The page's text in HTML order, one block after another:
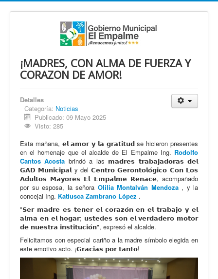
¡MADRES, CON ALMA DE FUERZA Y
CORAZON DE AMOR!
Detalles
Categoría: Noticias
Publicado: 09 Mayo 2025
Visto: 285
Esta mañana, 𝗲𝗹 𝗮𝗺𝗼𝗿 𝘆 𝗹𝗮 𝗴𝗿𝗮𝘁𝗶𝘁𝘂𝗱 se hicieron presentes
en el homenaje que el alcalde de El Empalme Ing. Rodolfo
Cantos Acosta brindó a las 𝗺𝗮𝗱𝗿𝗲𝘀 𝘁𝗿𝗮𝗯𝗮𝗷𝗮𝗱𝗼𝗿𝗮𝘀 𝗱𝗲𝗹
𝗚𝗔𝗗 𝗠𝘂𝗻𝗶𝗰𝗶𝗽𝗮𝗹 y del 𝗖𝗲𝗻𝘁𝗿𝗼 𝗚𝗲𝗿𝗼𝗻𝘁𝗼𝗹𝗼́𝗴𝗶𝗰𝗼 𝗖𝗼𝗻 𝗟𝗼𝘀
𝗔𝗱𝘂𝗹𝘁𝗼𝘀 𝗠𝗮𝘆𝗼𝗿𝗲𝘀 𝗘𝗹 𝗘𝗺𝗽𝗮𝗹𝗺𝗲 𝗥𝗲𝗻𝗮𝗰𝗲, acompañado
por su esposa, la señora Olilia Montalván Mendoza, y la
concejal Ing. Katiusca Zambrano López .
"𝗦𝗲𝗿 𝗺𝗮𝗱𝗿𝗲 𝗲𝘀 𝘁𝗲𝗻𝗲𝗿 𝗲𝗹 𝗰𝗼𝗿𝗮𝘇𝗼́𝗻 𝗲𝗻 𝗲𝗹 𝘁𝗿𝗮𝗯𝗮𝗷𝗼 𝘆 𝗲𝗹
𝗮𝗹𝗺𝗮 𝗲𝗻 𝗲𝗹 𝗵𝗼𝗴𝗮𝗿; 𝘂𝘀𝘁𝗲𝗱𝗲𝘀 𝘀𝗼𝗻 𝗲𝗹 𝘃𝗲𝗿𝗱𝗮𝗱𝗲𝗿𝗼 𝗺𝗼𝘁𝗼𝗿
𝗱𝗲 𝗻𝘂𝗲𝘀𝘁𝗿𝗮 𝗶𝗻𝘀𝘁𝗶𝘁𝘂𝗰𝗶𝗼́𝗻", expresó el alcalde.
Felicitamos con especial cariño a la madre símbolo elegida en
este emotivo acto. ¡𝗚𝗿𝗮𝗰𝗶𝗮𝘀 𝗽𝗼𝗿 𝘁𝗮𝗻𝘁𝗼!